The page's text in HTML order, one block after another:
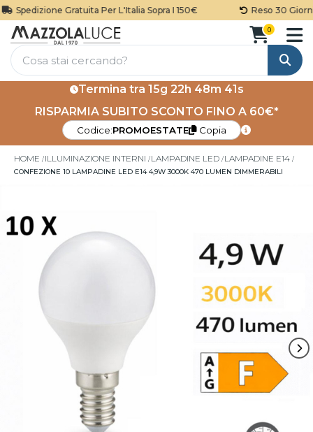
Spedizione Gratuita Per L'Italia Sopra I 150€ Reso 30 Giorni
Cerca
0
Termina tra 15g 22h 48m 40s
RISPARMIA SUBITO SCONTO FINO A 60€*
Codice:PROMOESTATE Copia
HOME ILLUMINAZIONE INTERNI LAMPADINE LED LAMPADINE E14
CONFEZIONE 10 LAMPADINE LED E14 4,9W 3000K 470 LUMEN DIMMERABILI